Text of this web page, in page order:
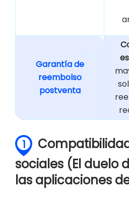
Garantía de
reembolso
postventa
1
sociales (El duelo
las aplicaciones